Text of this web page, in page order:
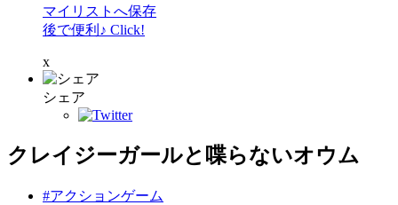
マイリストへ保存
後で便利♪ Click!
x
シェア
クレイジーガールと喋らないオウム
#アクションゲーム